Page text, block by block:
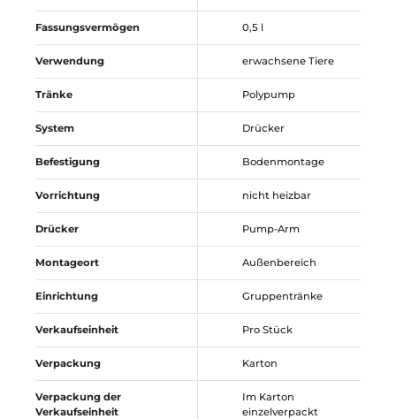
Fassungsvermögen 0,5 l
Verwendung erwachsene Tiere
Tränke Polypump
System Drücker
Befestigung Bodenmontage
Vorrichtung nicht heizbar
Drücker Pump-Arm
Montageort Außenbereich
Einrichtung Gruppentränke
Verkaufseinheit Pro Stück
Verpackung Karton
Verpackung der
Verkaufseinheit
Im Karton
einzelverpackt